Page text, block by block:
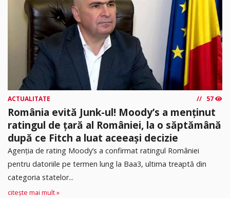
ACTUALITATE 57
România evită Junk-ul! Moody’s a menținut
ratingul de țară al României, la o săptămână
după ce Fitch a luat aceeași decizie
Agenția de rating Moody’s a confirmat ratingul României
pentru datoriile pe termen lung la Baa3, ultima treaptă din
categoria statelor...
citește mai mult »